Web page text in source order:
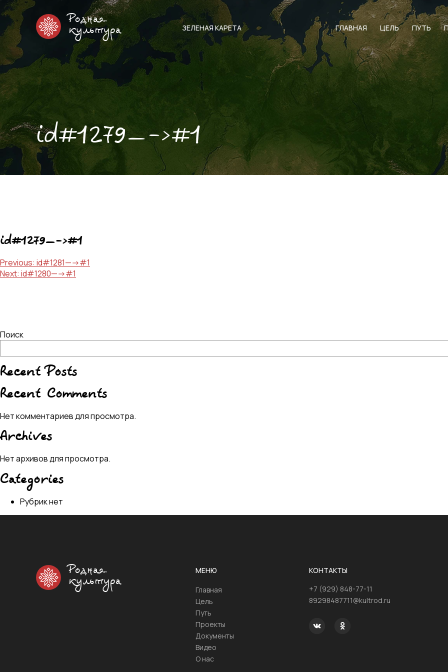
Родная
культура
ЗЕЛЕНАЯ КАРЕТА ГЛАВНАЯ ЦЕЛЬ ПУТЬ
id#1279—->#1
id#1279—->#1
Навигация
по
Previous: id#1281—->#1
Next: id#1280—->#1
Поиск
Recent Posts
Recent Comments
Нет комментариев для просмотра.
Archives
Нет архивов для просмотра.
Categories
Рубрик нет
Родная
культура
МЕНЮ
Главная
Цель
Путь
Проекты
Документы
Видео
О нас
КОНТАКТЫ
+7 (929) 848-77-11
89298487711@kultrod.ru